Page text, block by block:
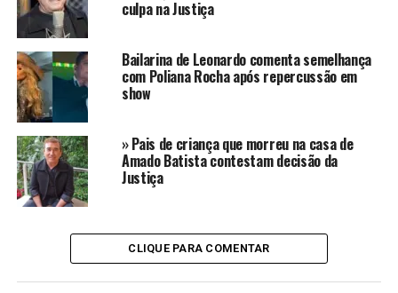
Rayane Figliuzzi denuncia violência
domésticaFoto/Instagram/@rayfigliuzzi
culpa na Justiça
Bailarina de Leonardo comenta semelhança
com Poliana Rocha após repercussão em
show
» Pais de criança que morreu na casa de
Amado Batista contestam decisão da
Justiça
CLIQUE PARA COMENTAR